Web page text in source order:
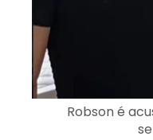
Robson é